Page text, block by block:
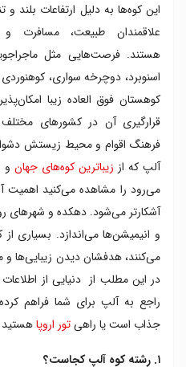
۲. رشته کوه آلپ در کدام کشور ها است؟
۳. معروف ترین کوه های آلپ
۴. آلپ در فرهنگ و تاریخ
۵. وقایع و آثار تاریخی رشته کوه آلپ
۷. ارتباط آلپ و هیمالیا
۸. گردشگری در کوه های آلپ
۹. جاذبه های دیدنی رشته کوه آلپ
۱۰. آب و هوای بخش‌های مختلف آلپ
۱۱. پوشش گیاهی و جانوری آلپ
این کوه‌ها به دلیل ارتفاعات بلند
علاقمندان طبیعت،
هستند. فرصت‌هایی مثل
اسنوبرد، دوچرخه‌ سواری،
کوهستان فوق العاده زیبا
قرارگیری آن در کشورهای
فرهنگ اقوام و محیط زیستش
آلپ که از زیباترین کوه‌های جهان و
می‌رود را مشاهده می‌کنید اهمیت
آشکارتر می‌شود. دهکده و شهرهای
و انیمیشن‌ها می‌اندازد. بسیاری
می‌کنند، هدفشان دیدن زیبایی‌ها
در این مطلب از دنیایی از
راجع به آلپ برای شما فراهم
جذاب است یا راهیتور اروپاهستید
۱. رشته کوه آلپ کجاست؟